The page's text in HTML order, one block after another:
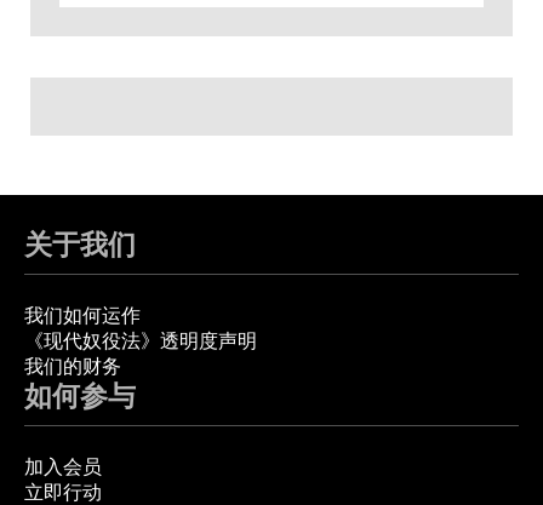
关于我们
我们如何运作
《现代奴役法》透明度声明
我们的财务
如何参与
加入会员
立即行动